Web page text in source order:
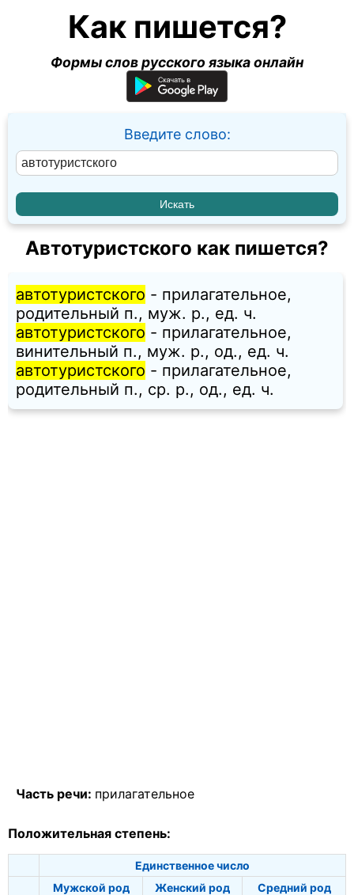
Как пишется?
Формы слов русского языка онлайн
Введите слово:
Автотуристского как пишется?
автотуристского - прилагательное,
родительный п., муж. p., ед. ч.
автотуристского - прилагательное,
винительный п., муж. p., од., ед. ч.
автотуристского - прилагательное,
родительный п., ср. p., од., ед. ч.
Часть речи: прилагательное
Положительная степень:
Единственное число
Мужской род
Женский род
Средний род